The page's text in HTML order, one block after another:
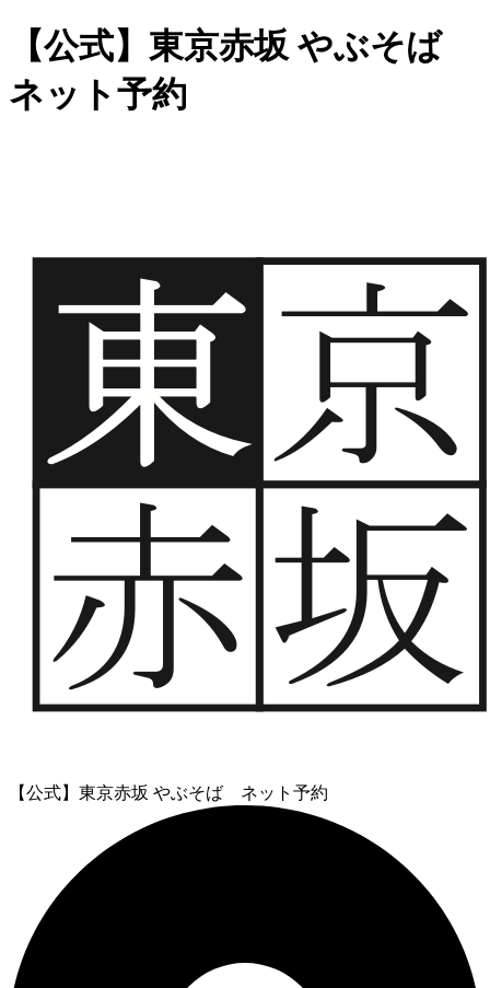
【公式】東京赤坂 やぶそば
ネット予約
【公式】東京赤坂 やぶそば ネット予約